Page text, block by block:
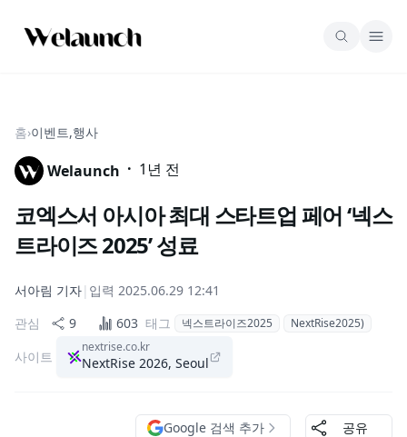
홈›이벤트,행사
Welaunch · 1년 전
코엑스서 아시아 최대 스타트업 페어 ‘넥스
트라이즈 2025’ 성료
서아림 기자| 입력 2025.06.29 12:41
관심
9 603 태그 넥스트라이즈2025 NextRise2025)
사이트
nextrise.co.kr
NextRise 2026, Seoul
Google 검색 추가 공유